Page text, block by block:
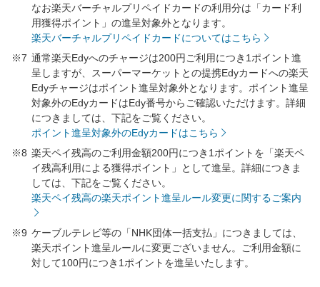
なお楽天バーチャルプリペイドカードの利用分は「カード利
用獲得ポイント」の進呈対象外となります。
楽天バーチャルプリペイドカードについてはこちら
※7 通常楽天Edyへのチャージは200円ご利用につき1ポイント進
呈しますが、スーパーマーケットとの提携Edyカードへの楽天
Edyチャージはポイント進呈対象外となります。ポイント進呈
対象外のEdyカードはEdy番号からご確認いただけます。詳細
につきましては、下記をご覧ください。
ポイント進呈対象外のEdyカードはこちら
※8 楽天ペイ残高のご利用金額200円につき1ポイントを「楽天ペ
イ残高利用による獲得ポイント」として進呈。詳細につきま
しては、下記をご覧ください。
楽天ペイ残高の楽天ポイント進呈ルール変更に関するご案内
※9 ケーブルテレビ等の「NHK団体一括支払」につきましては、
楽天ポイント進呈ルールに変更ございません。ご利用金額に
対して100円につき1ポイントを進呈いたします。